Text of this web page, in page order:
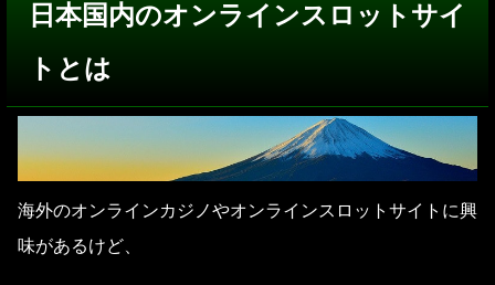
日本国内のオンラインスロットサイ
トとは
海外のオンラインカジノやオンラインスロットサイトに興
味があるけど、